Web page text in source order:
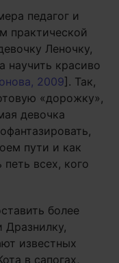
педагог и
практической
Леночку,
научить красиво
2009]. Так,
«дорожку»,
девочка
пути и как
всех, кого
более
Дразнилку,
известных
в сапогах,